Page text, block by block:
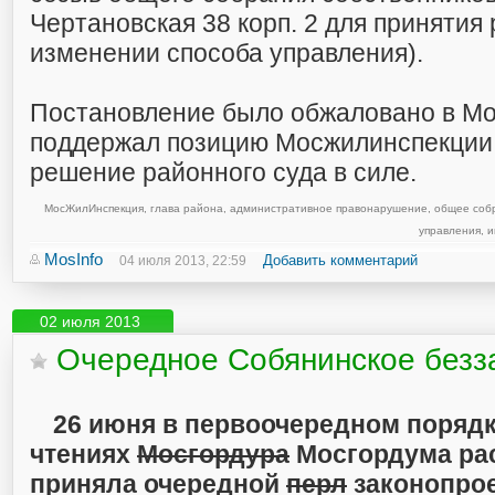
Чертановская 38 корп. 2 для
изменении способа управления).
Постановление было обжаловано в
поддержал позицию
решение районного суда в силе.
МосЖилИнспекция, глава района административное правонарушение
общее
управления,
MosInfo 04 июля 2013, 22:59 Добавить комментарий
02 июля 2013
Очередное Собянинское
26 июня в первоочередном
чтениях Мосгордура Мосгордума
приняла очередной перл